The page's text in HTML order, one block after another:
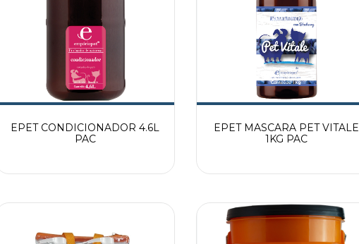
EPET CONDICIONADOR 4.6L
PAC
EPET MASCARA PET VITALE
1KG PAC